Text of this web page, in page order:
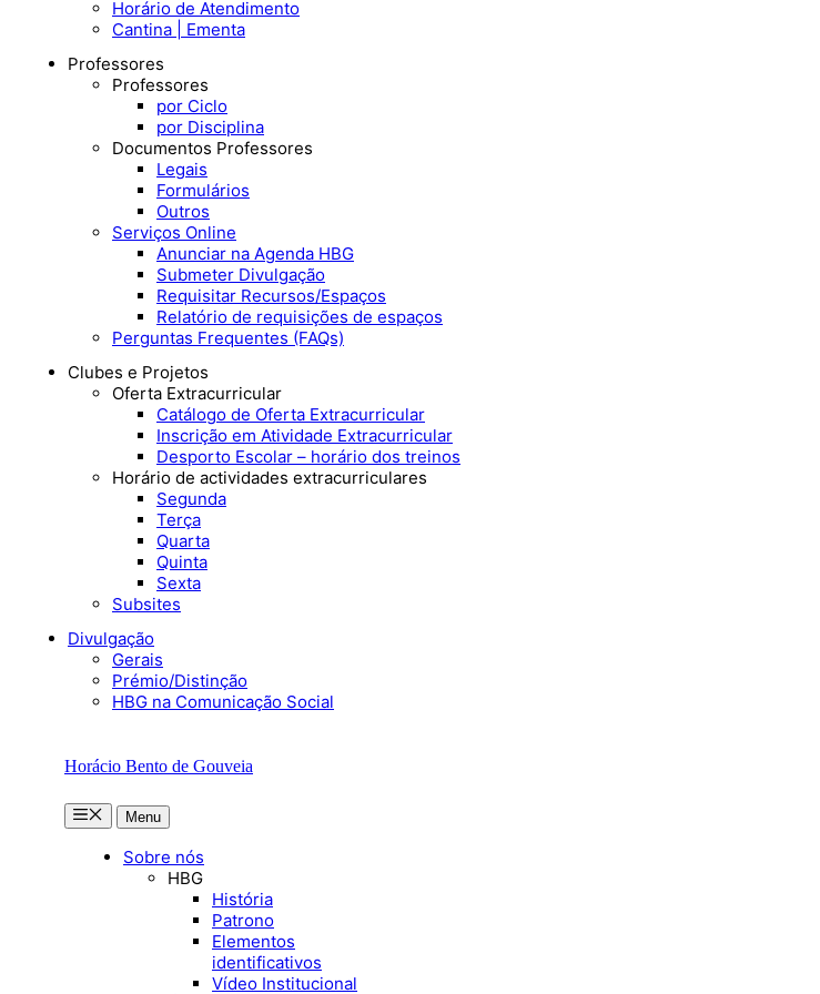
Horário de Atendimento
Cantina | Ementa
Professores
Professores
por Ciclo
por Disciplina
Documentos Professores
Legais
Formulários
Outros
Serviços Online
Anunciar na Agenda HBG
Submeter Divulgação
Requisitar Recursos/Espaços
Relatório de requisições de espaços
Perguntas Frequentes (FAQs)
Clubes e Projetos
Oferta Extracurricular
Catálogo de Oferta Extracurricular
Inscrição em Atividade Extracurricular
Desporto Escolar – horário dos treinos
Horário de actividades extracurriculares
Segunda
Terça
Quarta
Quinta
Sexta
Subsites
Divulgação
Gerais
Prémio/Distinção
HBG na Comunicação Social
Horácio Bento de Gouveia
MenuMenu
Sobre nós
HBG
História
Patrono
Elementos
identificativos
Vídeo Institucional